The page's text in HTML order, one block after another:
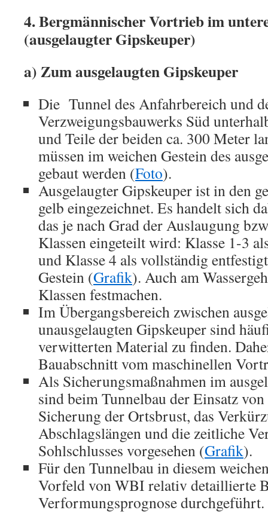
4. Bergmännischer Vortrieb im
(ausgelaugter Gipskeuper)
a) Zum ausgelaugten Gipskeuper
Die Tunnel des Anfahrbereich und
Verzweigungsbauwerks Süd
und Teile der beiden ca. 300 Meter
müssen im weichen Gestein des
gebaut werden (Foto).
Ausgelaugter Gipskeuper ist in den
gelb eingezeichnet. Es handelt sich
das je nach Grad der Auslaugung
Klassen eingeteilt wird: Klasse 1-3
und Klasse 4 als vollständig
Gestein (Grafik). Auch am
Klassen festmachen.
Im Übergangsbereich zwischen
unausgelaugten Gipskeuper sind
verwitterten Material zu finden.
Bauabschnitt vom maschinellen
Als Sicherungsmaßnahmen im
sind beim Tunnelbau der Einsatz
Sicherung der Ortsbrust, das
Abschlagslängen und die zeitliche
Sohlschlusses vorgesehen (Grafik).
Für den Tunnelbau in diesem
Vorfeld von WBI relativ detaillierte
Verformungsprognose durchgeführt.